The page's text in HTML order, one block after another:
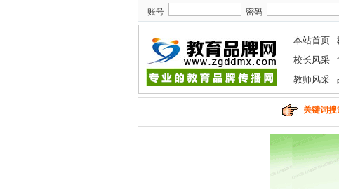
账号 密码
本站首页
校长风采
教师风采
关键词搜